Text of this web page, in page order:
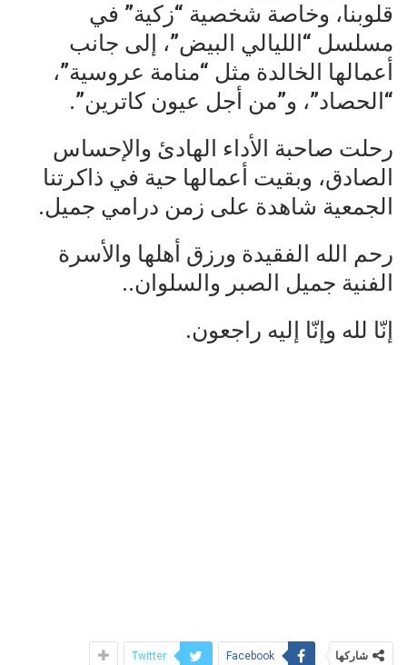
قلوبنا، وخاصة شخصية “زكية” في
مسلسل “الليالي البيض”، إلى جانب
أعمالها الخالدة مثل “منامة عروسية”،
“الحصاد”، و”من أجل عيون كاترين”.
رحلت صاحبة الأداء الهادئ والإحساس
الصادق، وبقيت أعمالها حية في ذاكرتنا
الجمعية شاهدة على زمن درامي جميل.
رحم الله الفقيدة ورزق أهلها والأسرة
الفنية جميل الصبر والسلوان..
إنّا لله وإنّا إليه راجعون.
شاركها Facebook
Twitter